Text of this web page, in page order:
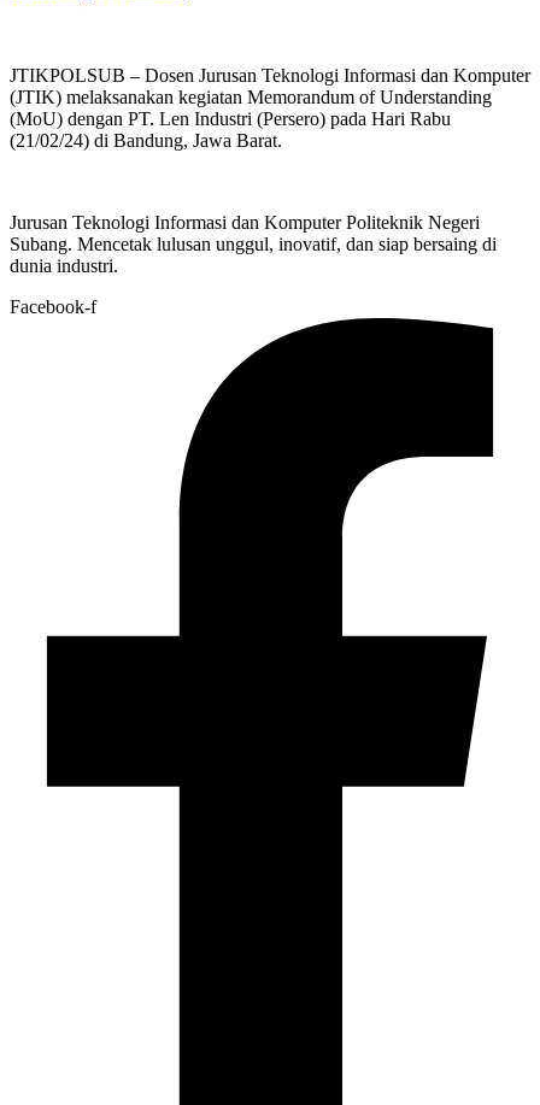
JTIKPOLSUB – Dosen Jurusan Teknologi Informasi dan Komputer
(JTIK) melaksanakan kegiatan Memorandum of Understanding
(MoU) dengan PT. Len Industri (Persero) pada Hari Rabu
(21/02/24) di Bandung, Jawa Barat.
Jurusan Teknologi Informasi dan Komputer Politeknik Negeri
Subang. Mencetak lulusan unggul, inovatif, dan siap bersaing di
dunia industri.
Facebook-f